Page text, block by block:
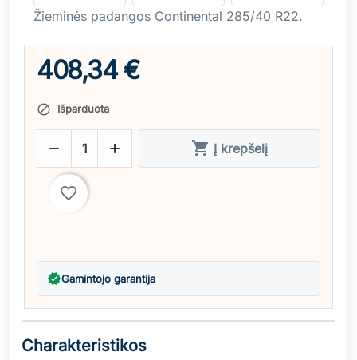
Žieminės padangos Continental 285/40 R22.
408,34 €
 Išparduota
   Į krepšelį
favorite_border
verifiedGamintojo garantija
Charakteristikos